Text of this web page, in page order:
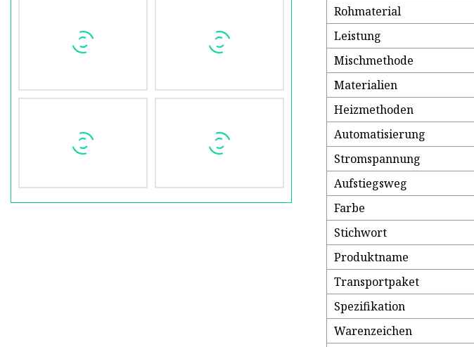
Rohmaterial
Leistung
Mischmethode
Materialien
Heizmethoden
Automatisierung
Stromspannung
Aufstiegsweg
Farbe
Stichwort
Produktname
Transportpaket
Spezifikation
Warenzeichen